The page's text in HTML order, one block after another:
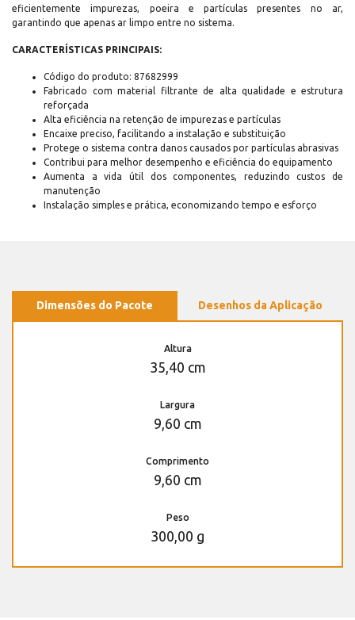
eficientemente impurezas, poeira e partículas presentes no ar,
garantindo que apenas ar limpo entre no sistema.
CARACTERÍSTICAS PRINCIPAIS:
Código do produto: 87682999
Fabricado com material filtrante de alta qualidade e estrutura
reforçada
Alta eficiência na retenção de impurezas e partículas
Encaixe preciso, facilitando a instalação e substituição
Protege o sistema contra danos causados por partículas abrasivas
Contribui para melhor desempenho e eficiência do equipamento
Aumenta a vida útil dos componentes, reduzindo custos de
manutenção
Instalação simples e prática, economizando tempo e esforço
Dimensões do Pacote Desenhos da Aplicação
Altura
35,40 cm
Largura
9,60 cm
Comprimento
9,60 cm
Peso
300,00 g